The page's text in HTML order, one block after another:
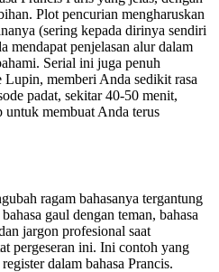
Plot pencurian mengharuskan
(sering kepada dirinya sendiri
mendapat penjelasan alur dalam
Serial ini juga penuh
Lupin, memberi Anda sedikit rasa
padat, sekitar 40-50 menit,
untuk membuat Anda terus
ragam bahasanya tergantung
gaul dengan teman, bahasa
jargon profesional saat
pergeseran ini. Ini contoh yang
dalam bahasa Prancis.